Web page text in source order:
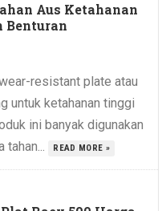
Aus Ketahanan
Benturan
resistant plate atau
untuk ketahanan tinggi
ini banyak digunakan
tahan...
READ MORE »